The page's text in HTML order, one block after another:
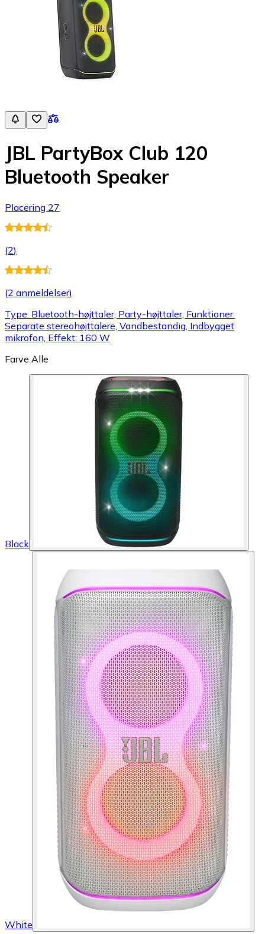
JBL PartyBox Club 120
Bluetooth Speaker
Placering 27
(2)
(2 anmeldelser)
Type: Bluetooth-højttaler, Party-højttaler, Funktioner:
Separate stereohøjttalere, Vandbestandig, Indbygget
mikrofon, Effekt: 160 W
Farve Alle
Black
White